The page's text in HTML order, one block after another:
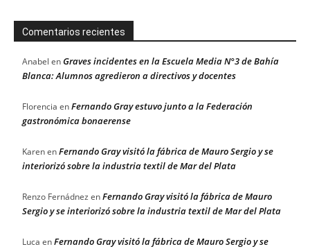
Comentarios recientes
Anabel enGraves incidentes en la Escuela Media N°3 de Bahía
Blanca: Alumnos agredieron a directivos y docentes
Florencia enFernando Gray estuvo junto a la Federación
gastronómica bonaerense
KarenenFernando Gray visitó la fábrica de Mauro Sergio y se
interiorizó sobre la industria textil de Mar del Plata
Renzo Fernádnez enFernando Gray visitó la fábrica de Mauro
Sergio y se interiorizó sobre la industria textil de Mar del Plata
Luca enFernando Gray visitó la fábrica de Mauro Sergio y se